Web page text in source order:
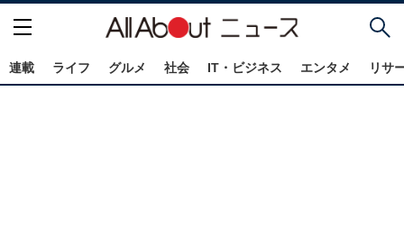
連載 ライフ グルメ 社会 IT・ビジネス エンタメ リサ